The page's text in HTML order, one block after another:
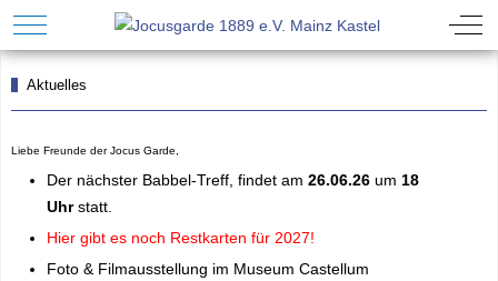
Mobile Menu Toggle Off-
Aktuelles
Liebe Freunde der Jocus Garde,
Der nächster Babbel-Treff, findet am 26.06.26um 18
Uhrstatt.
Hier gibt es noch Restkarten für 2027!
Foto & Filmausstellung im Museum Castellum